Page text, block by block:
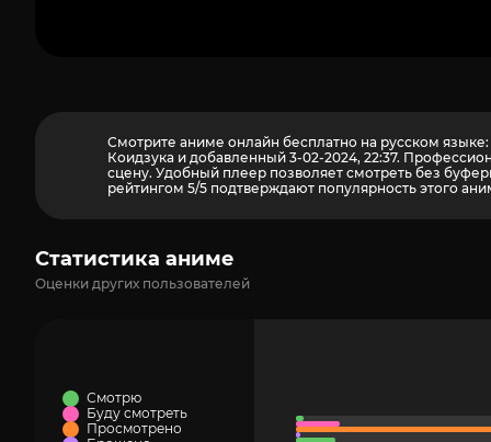
Смотрите аниме онлайн бесплатно на русском
Коидзука и добавленный 3-02-2024, 22:37.
сцену. Удобный плеер позволяет смотреть без
рейтингом 5/5 подтверждают популярность этого
Статистика аниме
Оценки других пользователей
Смотрю
Буду смотреть
Просмотрено